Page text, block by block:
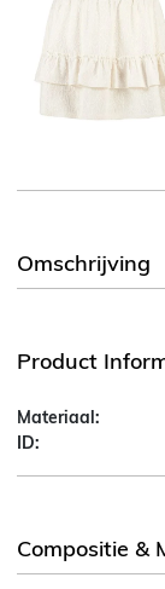
Omschrijving
Product
Materiaal:
ID:
Compositie &